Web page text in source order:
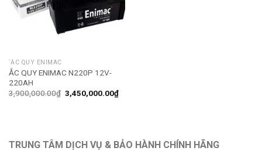
`ẮC QUY ENIMAC
ẮC QUY ENIMAC N220P 12V-
220AH
3,900,000.00₫ 3,450,000.00₫
TRUNG TÂM DỊCH VỤ & BẢO HÀNH CHÍNH HÃNG